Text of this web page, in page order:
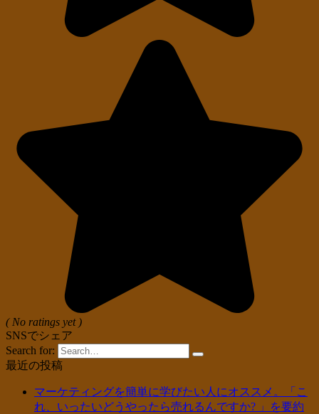
( No ratings yet )
SNSでシェア
Search for:
最近の投稿
マーケティングを簡単に学びたい人にオススメ。「こ
れ、いったいどうやったら売れるんですか? 」を要約